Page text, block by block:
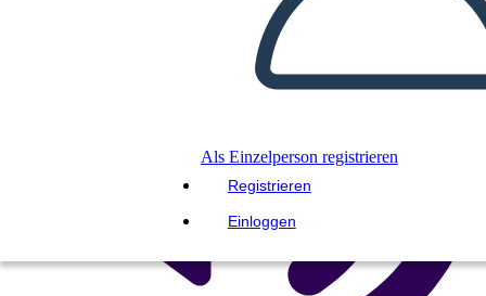
Als Einzelperson registrieren
Registrieren
Einloggen